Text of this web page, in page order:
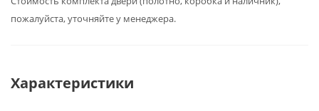
пожалуйста, уточняйте у менеджера.
Характеристики